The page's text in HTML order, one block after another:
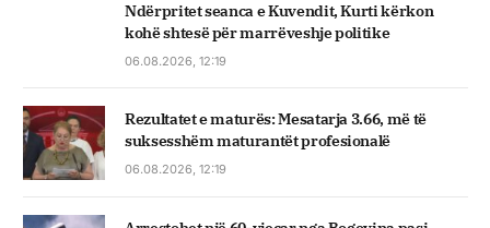
Ndërpritet seanca e Kuvendit, Kurti kërkon
kohë shtesë për marrëveshje politike
06.08.2026, 12:19
Rezultatet e maturës: Mesatarja 3.66, më të
suksesshëm maturantët profesionalë
06.08.2026, 12:19